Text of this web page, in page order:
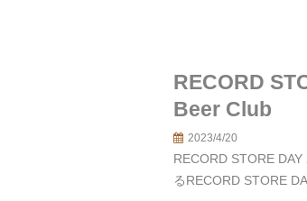
RECORD
Beer Club
2023/4/20
RECORD STORE
るRECORD STORE